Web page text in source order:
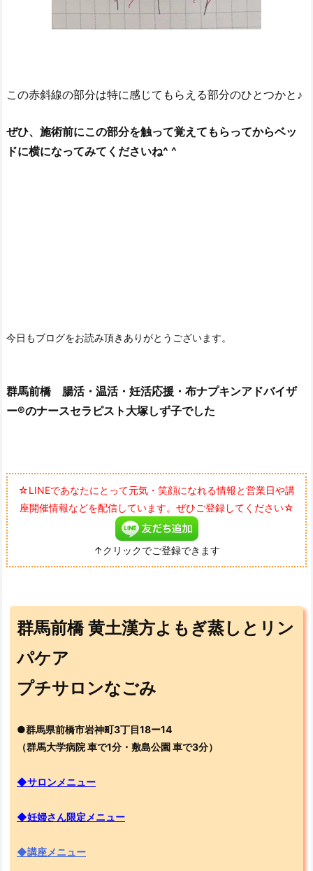
この赤斜線の部分は特に感じてもらえる部分のひとつかと♪
ぜひ、施術前にこの部分を触って覚えてもらってからベッ
ドに横になってみてくださいね^ ^
今日もブログをお読み頂きありがとうございます。
群馬前橋 腸活・温活・妊活応援・布ナプキンアドバイザ
ー®のナースセラピスト大塚しず子でした
☆LINEであなたにとって元気・笑顔になれる情報と営業日や講
座開催情報などを配信しています。ぜひご登録してください☆
↑クリックでご登録できます
群馬前橋 黄土漢方よもぎ蒸しとリン
パケア
プチサロンなごみ
●群馬県前橋市岩神町3丁目18ー14
（群馬大学病院 車で1分・敷島公園 車で3分）
◆サロンメニュー
◆妊婦さん限定メニュー
◆講座メニュー